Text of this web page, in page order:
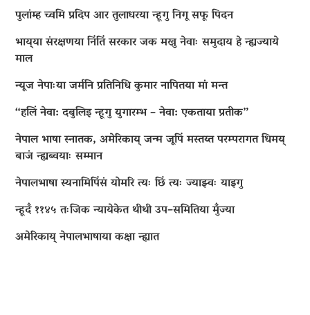
पुलांम्ह च्वमि प्रदिप आर तुलाधरया न्हूगु निगू सफू पिदन
भाय्‌या संरक्षणया निंतिं सरकार जक मखु नेवाः समुदाय हे न्ह्यज्याये
माल
न्यूज नेपाःया जर्मनि प्रतिनिधि कुमार नापितया मां मन्त
“हलिं नेवा: दबुलिइ न्हूगु युगारम्भ – नेवा: एकताया प्रतीक”
नेपाल भाषा स्नातक, अमेरिकाय् जन्म जूपिं मस्तय्त परम्परागत धिमय्
बाजं न्ह्यब्वयाः सम्मान
नेपालभाषा स्यनामिपिंसं योमरि त्यः छिं त्यः ज्याझ्वः याइगु
न्हूदँ ११४५ तःजिक न्यायेकेत थीथी उप–समितिया मुँज्या
अमेरिकाय् नेपालभाषाया कक्षा न्ह्यात